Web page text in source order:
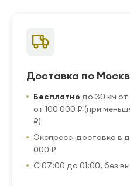
Доставка по
Бесплатно до 30 км
от 100 000 ₽ (при
₽)
Экспресс-доставка в
000 ₽
С 07:00 до 01:00, без